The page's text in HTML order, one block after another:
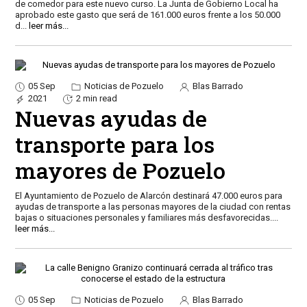
de comedor para este nuevo curso. La Junta de Gobierno Local ha
aprobado este gasto que será de 161.000 euros frente a los 50.000
d ... leer más...
05 Sep Noticias de Pozuelo
Blas Barrado
2021
2 min read
Nuevas ayudas de
transporte para los
mayores de Pozuelo
El Ayuntamiento de Pozuelo de Alarcón destinará 47.000 euros para
ayudas de transporte a las personas mayores de la ciudad con rentas
bajas o situaciones personales y familiares más desfavorecidas.
leer más...
05 Sep Noticias de Pozuelo
Blas Barrado